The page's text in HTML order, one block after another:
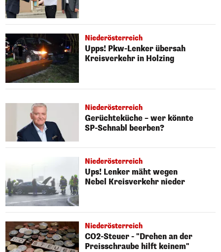
Niederösterreich
Upps! Pkw-Lenker übersah
Kreisverkehr in Holzing
Niederösterreich
Gerüchteküche – wer könnte
SP-Schnabl beerben?
Niederösterreich
Ups! Lenker mäht wegen
Nebel Kreisverkehr nieder
Niederösterreich
CO2-Steuer - "Drehen an der
Preisschraube hilft keinem"